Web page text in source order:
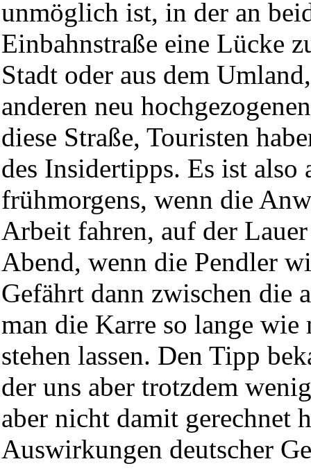
unmöglich ist, in der an
Einbahnstraße eine Lücke
Stadt oder aus dem
anderen neu
diese Straße, Touristen
des Insidertipps. Es ist also
frühmorgens, wenn die
Arbeit fahren, auf der
Abend, wenn die Pendler
Gefährt dann zwischen die
man die Karre so lange
stehen lassen. Den Tipp
der uns aber trotzdem
aber nicht damit gerechnet
Auswirkungen deutscher